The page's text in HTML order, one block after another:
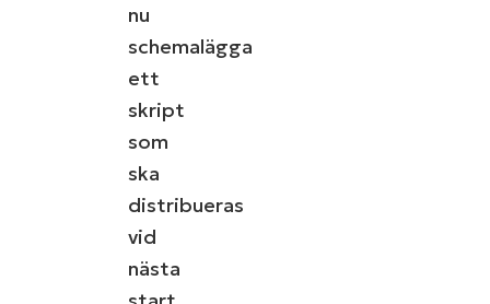
nu
schemalägga
ett
skript
som
ska
distribueras
vid
nästa